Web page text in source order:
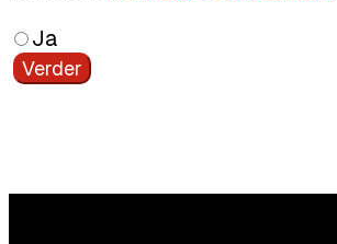
Ja
Verder